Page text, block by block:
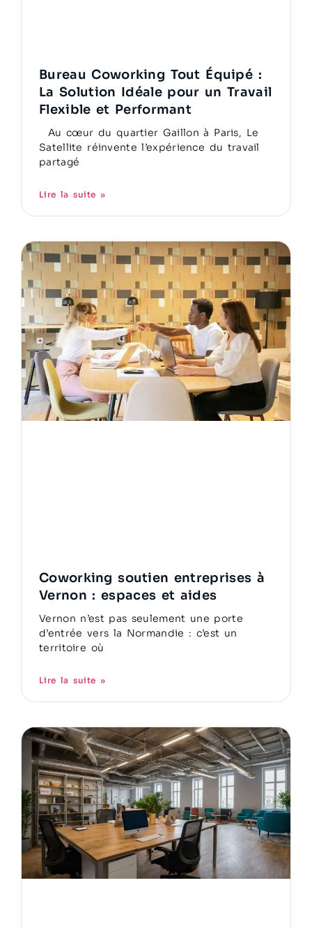
Bureau Coworking Tout Équipé :
La Solution Idéale pour un Travail
Flexible et Performant
Au cœur du quartier Gaillon à Paris, Le
Satellite réinvente l’expérience du travail
partagé
Lire la suite »
Coworking soutien entreprises à
Vernon : espaces et aides
Vernon n’est pas seulement une porte
d’entrée vers la Normandie : c’est un
territoire où
Lire la suite »